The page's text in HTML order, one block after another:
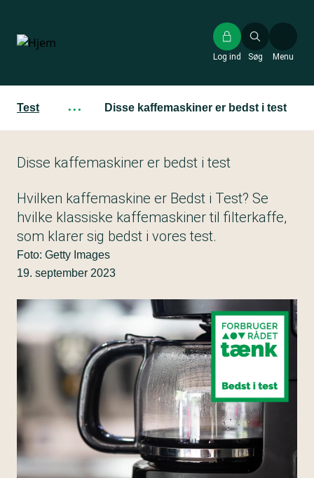
hovedindhold
Søg
Log ind Menu
Test ··· Disse kaffemaskiner er bedst i test
Disse kaffemaskiner er bedst i test
Hvilken kaffemaskine er Bedst i Test? Se
hvilke klassiske kaffemaskiner til filterkaffe,
som klarer sig bedst i vores test.
Foto: Getty Images
19. september 2023